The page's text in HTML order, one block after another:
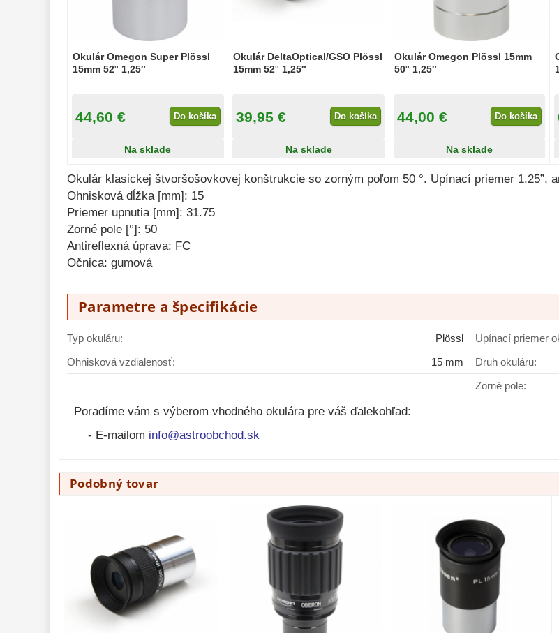
Monokulárne 49
Mikroskopy 93
Foto stativy
Darčekové
poukazy
Okulár Omegon Super Plössl
15mm 52° 1,25″
44,60 € Do košíka
Na sklade
Okulár DeltaOptical/GSO Plössl
15mm 52° 1,25″
39,95 € Do košíka
Na sklade
Okulár Omegon Plössl 15mm
50° 1,25″
44,00 € Do košíka
Na sklade
Okulár TS Optics Plössl 17mm
Na sklade
Okulár klasickej štvoršošovkovej konštrukcie so zorným poľom 50 °. Upínací priemer 1.25”,
Ohnisková dĺžka [mm]: 15
Priemer upnutia [mm]: 31.75
Zorné pole [°]: 50
Antireflexná úprava: FC
Očnica: gumová
Parametre a špecifikácie
Typ okuláru:
Plössl
Ohnisková vzdialenosť:
15 mm
Upínací priemer
Druh okuláru:
Zorné pole:
Poradíme vám s výberom vhodného okulára pre váš ďalekohľad:
- E-mailom info@astroobchod.sk
Podobný tovar